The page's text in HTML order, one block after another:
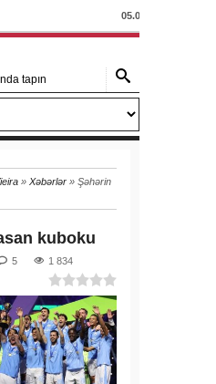
05.04.2024 -
» Xəbərlər » Şəhərin
kuboku
5 1 834